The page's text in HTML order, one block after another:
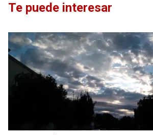
Te puede interesar